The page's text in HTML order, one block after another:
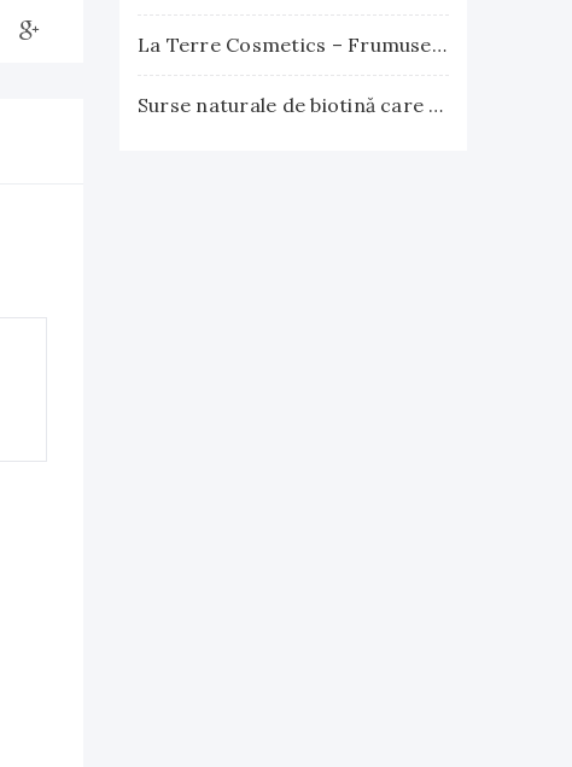
La Terre Cosmetics – Frumuseţea autentică, inspirată din natură
Surse naturale de biotină care încurajează creşterea părului. Vitamina B7 susţine sănătatea părului, pielii şi unghiilor